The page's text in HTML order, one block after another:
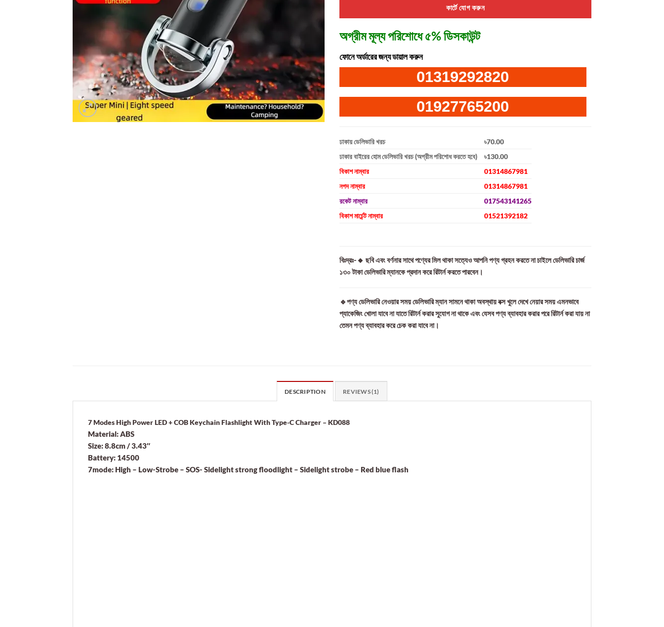
কার্টে যোগ করুন
অগ্রীম মূল্য পরিশোধে ৫% ডিসকাউন্ট
ফোনে অর্ডারের জন্য ডায়াল করুন
01319292820
01927765200
ঢাকায় ডেলিভারি খরচ
৳70.00
ঢাকার বাইরের হোম ডেলিভারি খরচ (অগ্রীম পরিশোধ করতে হবে)
৳130.00
বিকাশ নাম্বার
01314867981
নগদ নাম্বার
01314867981
রকেট নাম্বার
017543141265
বিকাশ মার্চেন্ট নাম্বার
01521392182
বিঃদ্রঃ-🔸 ছবি এবং বর্ণনার সাথে পণ্যের মিল থাকা সত্যেও আপনি পণ্য গ্রহন করতে না চাইলে ডেলিভারি চার্জ
১৩০ টাকা ডেলিভারি ম্যানকে প্রদান করে রিটার্ন করতে পারবেন।
🔹পণ্য ডেলিভারি নেওয়ার সময় ডেলিভারি ম্যান সামনে থাকা অবস্থায় বক্স খুলে দেখে নেয়ার সময় এমনভাবে
প্যাকেজিং খোলা যাবে না যাতে রিটার্ন করার সুযোগ না থাকে এবং যেসব পণ্য ব্যাবহার করার পরে রিটার্ন করা যায় না
তেমন পণ্য ব্যাবহার করে চেক করা যাবে না।
DESCRIPTION REVIEWS (1)
7 Modes High Power LED + COB Keychain Flashlight With Type-C Charger – KD088
Material: ABS
Size: 8.8cm / 3.43″
Battery: 14500
7mode: High – Low-Strobe – SOS- Sidelight strong floodlight – Sidelight strobe – Red blue flash